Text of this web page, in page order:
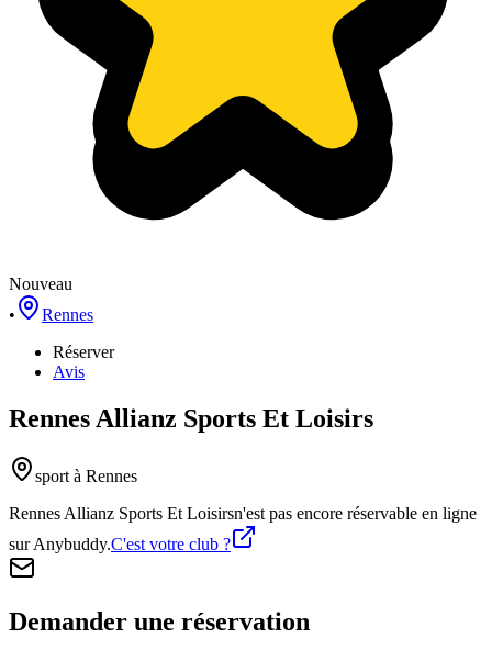
Nouveau
•
Rennes
Réserver
Avis
Rennes Allianz Sports Et Loisirs
sport à Rennes
Rennes Allianz Sports Et Loisirsn'est pas encore réservable en ligne
sur Anybuddy.C'est votre club ?
Demander une réservation